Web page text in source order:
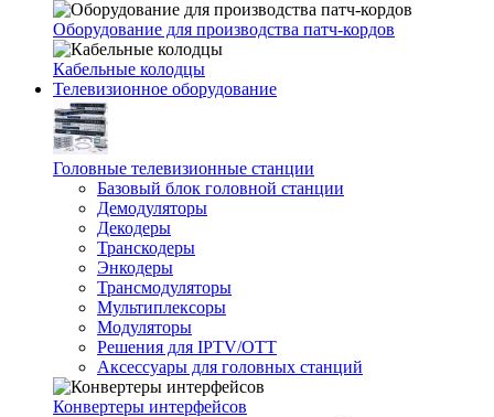
Оборудование для производства патч-кордов
Кабельные колодцы
Телевизионное оборудование
Головные телевизионные станции
Базовый блок головной станции
Демодуляторы
Декодеры
Транскодеры
Энкодеры
Трансмодуляторы
Мультиплексоры
Модуляторы
Решения для IPTV/OTT
Аксессуары для головных станций
Конвертеры интерфейсов